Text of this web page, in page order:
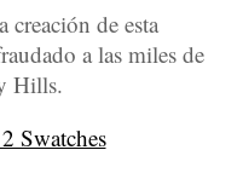
creación de esta
a las miles de
Hills.